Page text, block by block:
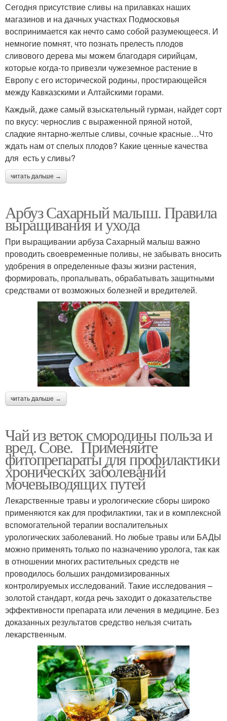
Сегодня присутствие сливы на прилавках наших
магазинов и на дачных участках Подмосковья
воспринимается как нечто само собой разумеющееся. И
немногие помнят, что познать прелесть плодов
сливового дерева мы можем благодаря сирийцам,
которые когда-то привезли чужеземное растение в
Европу с его исторической родины, простирающейся
между Кавказскими и Алтайскими горами.
Каждый, даже самый взыскательный гурман, найдет сорт
по вкусу: чернослив с выраженной пряной нотой,
сладкие янтарно-желтые сливы, сочные красные…Что
ждать нам от спелых плодов? Какие ценные качества
для есть у сливы?
читать дальше →
Арбуз Сахарный малыш. Правила
выращивания и ухода
При выращивании арбуза Сахарный малыш важно
проводить своевременные поливы, не забывать вносить
удобрения в определенные фазы жизни растения,
формировать, пропалывать, обрабатывать защитными
средствами от возможных болезней и вредителей.
читать дальше →
Чай из веток смородины польза и
вред. Сове. Применяйте
фитопрепараты для профилактики
хронических заболеваний
мочевыводящих путей
Лекарственные травы и урологические сборы широко
применяются как для профилактики, так и в комплексной
вспомогательной терапии воспалительных
урологических заболеваний. Но любые травы или БАДЫ
можно применять только по назначению уролога, так как
в отношении многих растительных средств не
проводилось больших рандомизированных
контролируемых исследований. Такие исследования –
золотой стандарт, когда речь заходит о доказательстве
эффективности препарата или лечения в медицине. Без
доказанных результатов средство нельзя считать
лекарственным.